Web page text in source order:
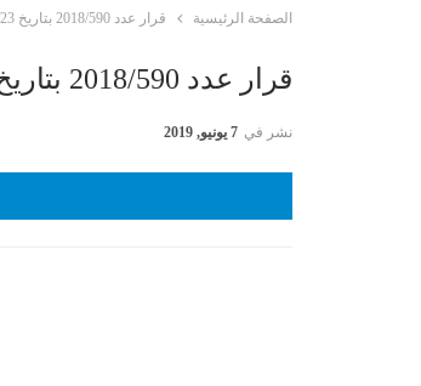
الصفحة الرئيسية قرار عدد 2018/590 بتاريخ 2019/05/23
قرار عدد 2018/590 بتاريخ 2019/05/23
نشر في 7 يونيو, 2019